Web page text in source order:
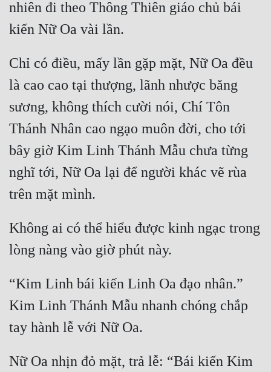
Tu Chân
Tội Phạm
Vô Địch
Võ Hiệp
Võng Du
Xuyên Không
Xuyên Nhanh
Xuyên Thư
Điền Văn
Đô Thị
Đông Phương
Đông Phương Huyền Huyễn
nhiên đi theo Thông Thiên giáo chủ bái
Chỉ có điều, mấy lần gặp mặt, Nữ Oa đều
là cao cao tại thượng, lãnh nhược băng
sương, không thích cười nói, Chí Tôn
Thánh Nhân cao ngạo muôn đời, cho tới
bây giờ Kim Linh Thánh Mẫu chưa từng
nghĩ tới, Nữ Oa lại để người khác vẽ rùa
Không ai có thể hiểu được kinh ngạc trong
“Kim Linh bái kiến Linh Oa đạo nhân.”
Kim Linh Thánh Mẫu nhanh chóng chắp
Nữ Oa nhịn đỏ mặt, trả lễ: “Bái kiến Kim